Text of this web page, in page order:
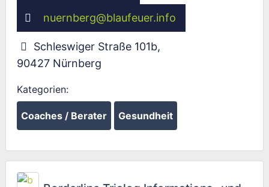
nuernberg@blaufeuer.info
Schleswiger Straße 101b,
90427 Nürnberg
Kategorien:
Coaches / Berater Gesundheit